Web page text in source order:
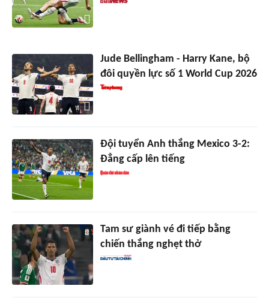
Jude Bellingham - Harry Kane, bộ
đôi quyền lực số 1 World Cup 2026
Đội tuyển Anh thắng Mexico 3-2:
Đẳng cấp lên tiếng
Tam sư giành vé đi tiếp bằng
chiến thắng nghẹt thở